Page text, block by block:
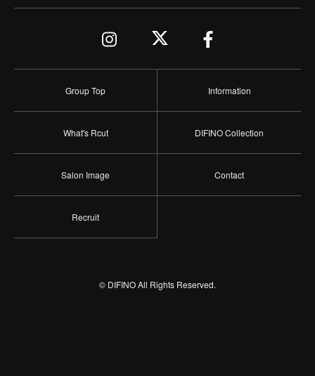
Group Top Information
What's Rcut DIFINO Collection
Salon Image Contact
Recruit
© DIFINO All Rights Reserved.